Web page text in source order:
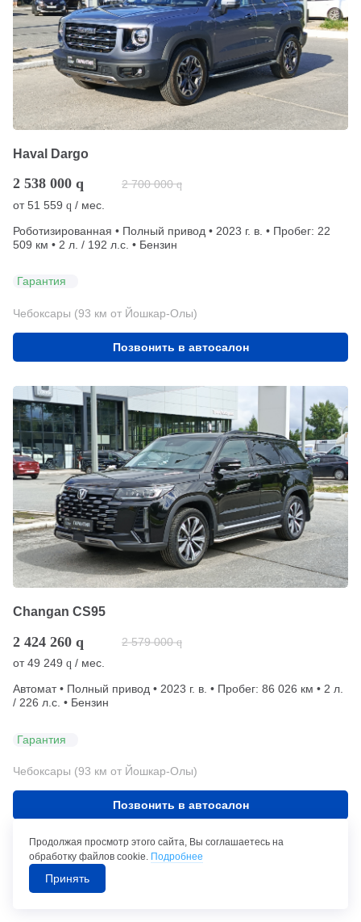
Haval Dargo
2 538 000 q 2 700 000 q
от51 559 q / мес.
Роботизированная • Полный привод • 2023 г. в. • Пробег: 22
509 км • 2 л. / 192 л.с. • Бензин
Гарантия
Чебоксары (93 км от Йошкар-Олы)
Позвонить в автосалон
Changan CS95
2 424 260 q 2 579 000 q
от49 249 q / мес.
Автомат • Полный привод • 2023 г. в. • Пробег: 86 026 км • 2 л.
/ 226 л.с. • Бензин
Гарантия
Чебоксары (93 км от Йошкар-Олы)
Позвонить в автосалон
Продолжая просмотр этого сайта, Вы соглашаетесь на
обработку файлов cookie. Подробнее
Принять